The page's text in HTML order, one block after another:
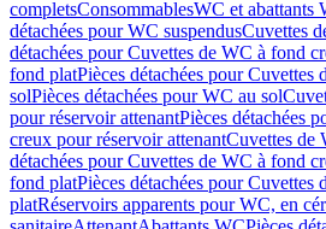
completsConsommablesWC et abattants
détachées pour WC suspendusCuvettes
détachées pour Cuvettes de WC à fond
fond platPièces détachées pour Cuvettes
solPièces détachées pour WC au sol
pour réservoir attenantPièces détachées
creux pour réservoir attenantCuvettes de
détachées pour Cuvettes de WC à fond
fond platPièces détachées pour Cuvettes
platRéservoirs apparents pour WC, en